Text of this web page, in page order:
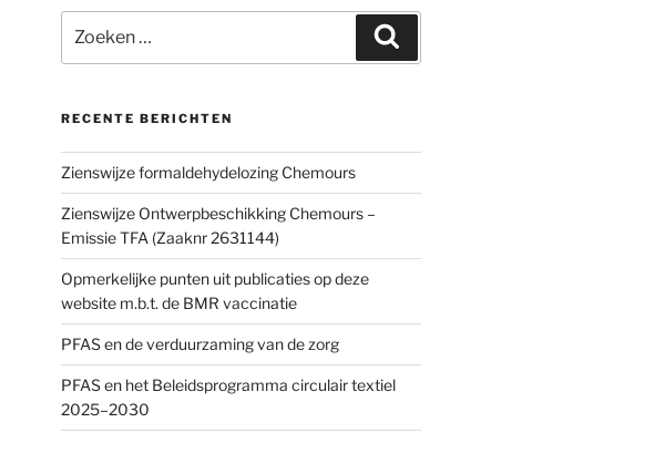
naar:
RECENTE BERICHTEN
Zienswijze formaldehydelozing Chemours
Zienswijze Ontwerpbeschikking Chemours –
Emissie TFA (Zaaknr 2631144)
Opmerkelijke punten uit publicaties op deze
website m.b.t. de BMR vaccinatie
PFAS en de verduurzaming van de zorg
PFAS en het Beleidsprogramma circulair textiel
2025–2030